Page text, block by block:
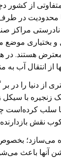
از کشور
محدودیت در
نادرستی
بختیاری موضع
هستند. در
از انتقال آب
از دنیا را در
با سیکل
سلب کرده‌است
نقش
می‌سازد؛
باعث